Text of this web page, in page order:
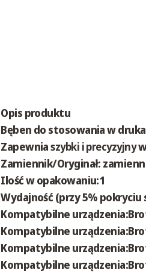
Opis produktu
Bęben do stosowania w
Zapewniaszybki i precyzyjny
Zamiennik/Oryginał:
Ilość w opakowaniu:1
Wydajność (przy 5% pokryciu
Kompatybilne
Kompatybilne
Kompatybilne
Kompatybilne